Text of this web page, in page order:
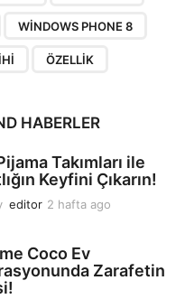
WINDOWS PHONE 8
ÖZELLIK
HABERLER
Takımları ile
Keyfini Çıkarın!
editor 2 hafta ago
g
Coco Ev
Zarafetin